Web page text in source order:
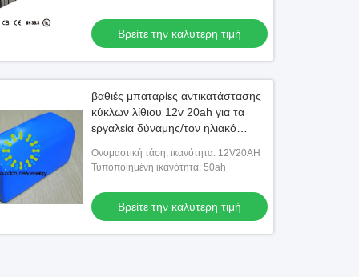
Βρείτε την καλύτερη τιμή
βαθιές μπαταρίες αντικατάστασης
κύκλων λίθιου 12v 20ah για τα
εργαλεία δύναμης/τον ηλιακό
Ονομαστική τάση, ικανότητα: 12V20AH
Τυποποιημένη ικανότητα: 50ah
Βρείτε την καλύτερη τιμή